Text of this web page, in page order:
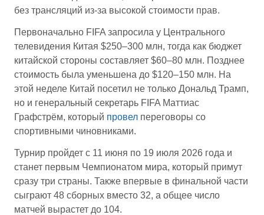
без трансляций из-за высокой стоимости прав.
Первоначально FIFA запросила у Центрального
телевидения Китая $250–300 млн, тогда как бюджет
китайской стороны составляет $60–80 млн. Позднее
стоимость была уменьшена до $120–150 млн. На
этой неделе Китай посетил не только Дональд Трамп,
но и генеральный секретарь FIFA Маттиас
Графстрём, который провел переговоры со
спортивными чиновниками.
Турнир пройдет с 11 июня по 19 июля 2026 года и
станет первым Чемпионатом мира, который примут
сразу три страны. Также впервые в финальной части
сыграют 48 сборных вместо 32, а общее число
матчей вырастет до 104.